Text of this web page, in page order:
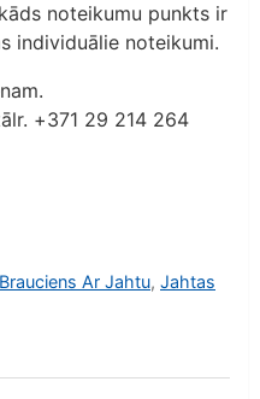
noteikumu punkts ir
individuālie noteikumi.
+371 29 214 264
Brauciens Ar Jahtu, Jahtas